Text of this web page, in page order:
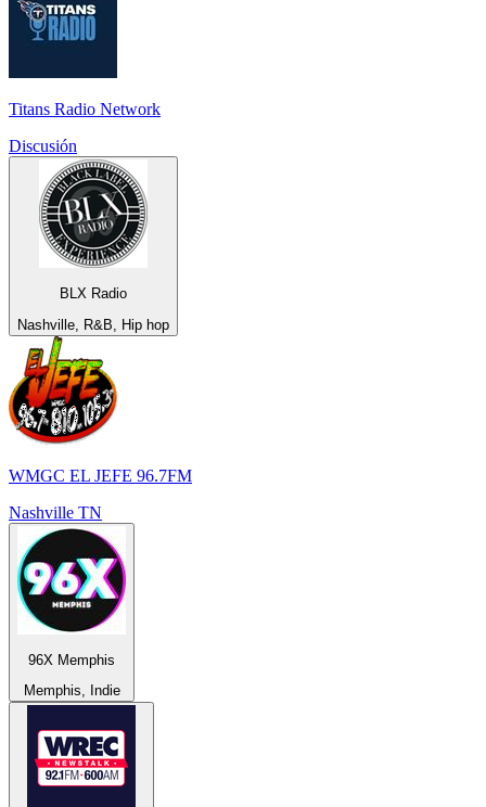
Titans Radio Network
Discusión
BLX Radio
Nashville, R&B, Hip hop
WMGC EL JEFE 96.7FM
Nashville TN
96X Memphis
Memphis, Indie